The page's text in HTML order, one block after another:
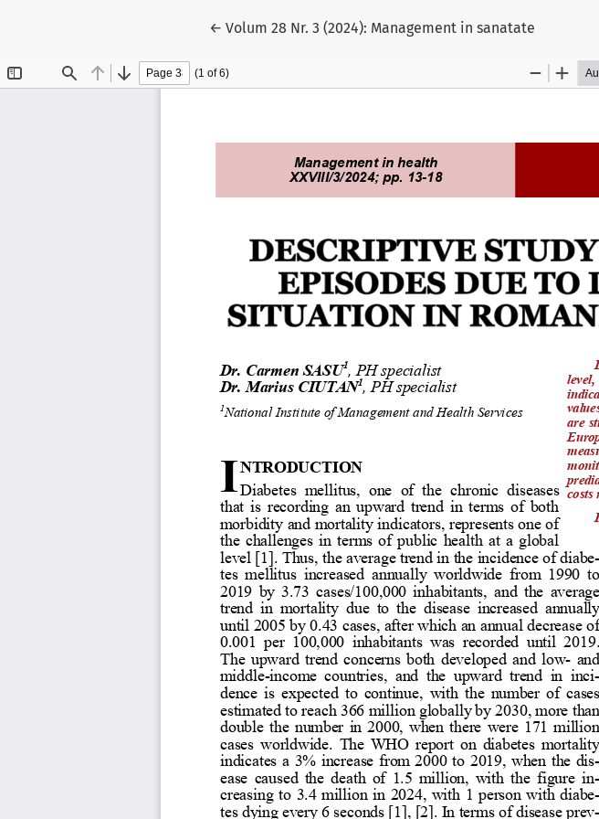
← Reveniți la detaliile articolului
Volum 28 Nr. 3 (2024): Management in sanatate